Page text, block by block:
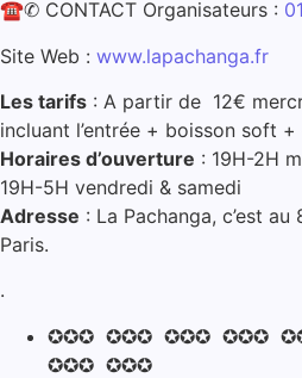
☎✆ CONTACT Organisateurs :
Site Web : www.lapachanga.fr
Les tarifs : A partir de 12€
incluant l’entrée + boisson soft
Horaires d’ouverture : 19H-2H
19H-5H vendredi & samedi
Adresse : La Pachanga, c’est
Paris.
.
✪✪✪ ✪✪✪ ✪✪✪ ✪✪✪
✪✪✪ ✪✪✪